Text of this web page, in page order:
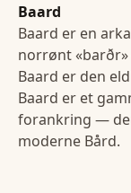
Baard
Baard er en
norrønt
Baard er den
Baard er et
forankring —
moderne Bård.